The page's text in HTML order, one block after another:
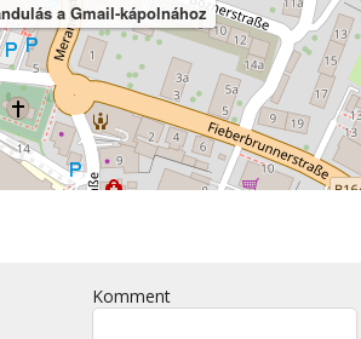
a Gmail-kápolnához
Komment